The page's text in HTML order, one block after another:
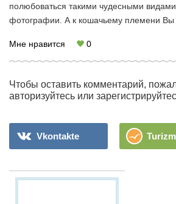
полюбоваться такими чудесными
фотографии. А к кошачьему племени
Мне нравится 0
Чтобы оставить комментарий,
авторизуйтесь или
Vkontakte Turizm